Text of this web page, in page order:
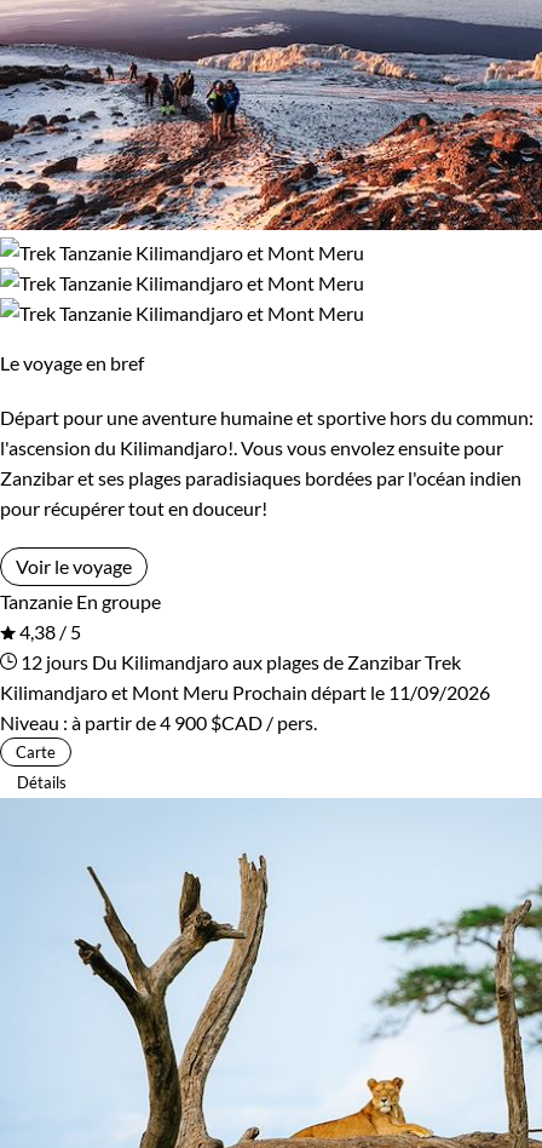
Le voyage en bref
Départ pour une aventure humaine et sportive hors du commun:
l'ascension du Kilimandjaro!. Vous vous envolez ensuite pour
Zanzibar et ses plages paradisiaques bordées par l'océan indien
pour récupérer tout en douceur!
Voir le voyage
Tanzanie En groupe
4,38 / 5
12 jours Du Kilimandjaro aux plages de ZanzibarTrek
Kilimandjaro et Mont Meru Prochain départ le 11/09/2026
Niveau : à partir de4 900 $CAD / pers.
Carte
Détails